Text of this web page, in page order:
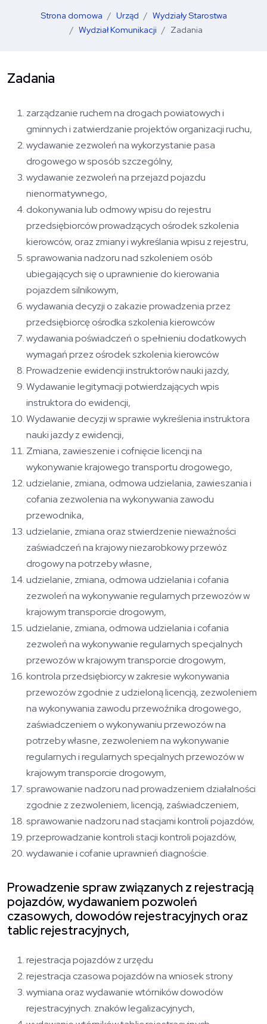
Strona domowa Urząd
Wydziały Starostwa
Wydział Komunikacji
Zadania
Zadania
zarządzanie ruchem na drogach powiatowych i
gminnych i zatwierdzanie projektów organizacji ruchu,
wydawanie zezwoleń na wykorzystanie pasa
drogowego w sposób szczególny,
wydawanie zezwoleń na przejazd pojazdu
nienormatywnego,
dokonywania lub odmowy wpisu do rejestru
przedsiębiorców prowadzących ośrodek szkolenia
kierowców, oraz zmiany i wykreślania wpisu z rejestru,
sprawowania nadzoru nad szkoleniem osób
ubiegających się o uprawnienie do kierowania
pojazdem silnikowym,
wydawania decyzji o zakazie prowadzenia przez
przedsiębiorcę ośrodka szkolenia kierowców
wydawania poświadczeń o spełnieniu dodatkowych
wymagań przez ośrodek szkolenia kierowców
Prowadzenie ewidencji instruktorów nauki jazdy,
Wydawanie legitymacji potwierdzających wpis
instruktora do ewidencji,
Wydawanie decyzji w sprawie wykreślenia instruktora
nauki jazdy z ewidencji,
Zmiana, zawieszenie i cofnięcie licencji na
wykonywanie krajowego transportu drogowego,
udzielanie, zmiana, odmowa udzielania, zawieszania i
cofania zezwolenia na wykonywania zawodu
przewodnika,
udzielanie, zmiana oraz stwierdzenie nieważności
zaświadczeń na krajowy niezarobkowy przewóz
drogowy na potrzeby własne,
udzielanie, zmiana, odmowa udzielania i cofania
zezwoleń na wykonywanie regularnych przewozów w
krajowym transporcie drogowym,
udzielanie, zmiana, odmowa udzielania i cofania
zezwoleń na wykonywanie regularnych specjalnych
przewozów w krajowym transporcie drogowym,
kontrola przedsiębiorcy w zakresie wykonywania
przewozów zgodnie z udzieloną licencją, zezwoleniem
na wykonywania zawodu przewoźnika drogowego,
zaświadczeniem o wykonywaniu przewozów na
potrzeby własne, zezwoleniem na wykonywanie
regularnych i regularnych specjalnych przewozów w
krajowym transporcie drogowym,
sprawowanie nadzoru nad prowadzeniem działalności
zgodnie z zezwoleniem, licencją, zaświadczeniem,
sprawowanie nadzoru nad stacjami kontroli pojazdów,
przeprowadzanie kontroli stacji kontroli pojazdów,
wydawanie i cofanie uprawnień diagnoście.
Prowadzenie spraw związanych z rejestracją
pojazdów, wydawaniem pozwoleń
czasowych, dowodów rejestracyjnych oraz
tablic rejestracyjnych,
rejestracja pojazdów z urzędu
rejestracja czasowa pojazdów na wniosek strony
wymiana oraz wydawanie wtórników dowodów
rejestracyjnych. znaków legalizacyjnych,